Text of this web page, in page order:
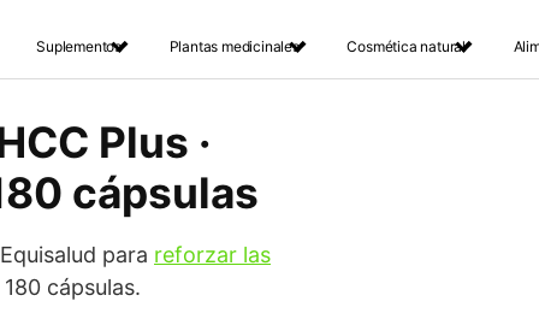
Suplementos Plantas medicinales Cosmética natural
Plus ·
cápsulas
para reforzar las
cápsulas.